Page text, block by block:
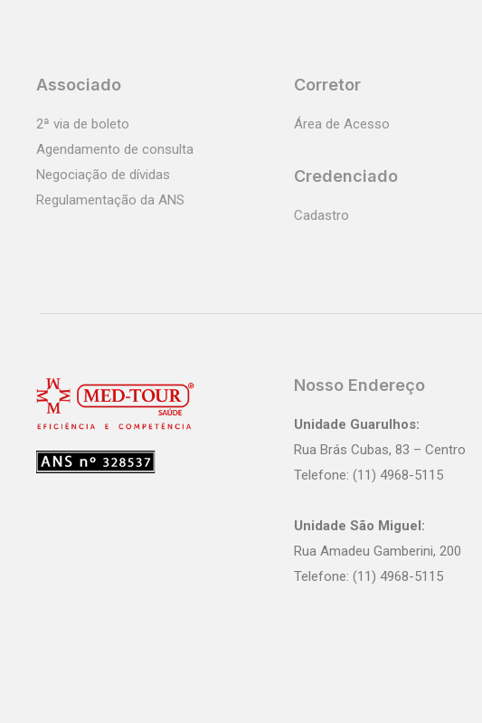
Associado
2ª via de boleto
Agendamento de consulta
Negociação de dívidas
Regulamentação da ANS
Corretor
Área de Acesso
Credenciado
Cadastro
Nosso Endereço
Unidade Guarulhos:
Rua Brás Cubas, 83 – Centro
Telefone: (11) 4968-5115
Unidade São Miguel:
Rua Amadeu Gamberini, 200
Telefone: (11) 4968-5115